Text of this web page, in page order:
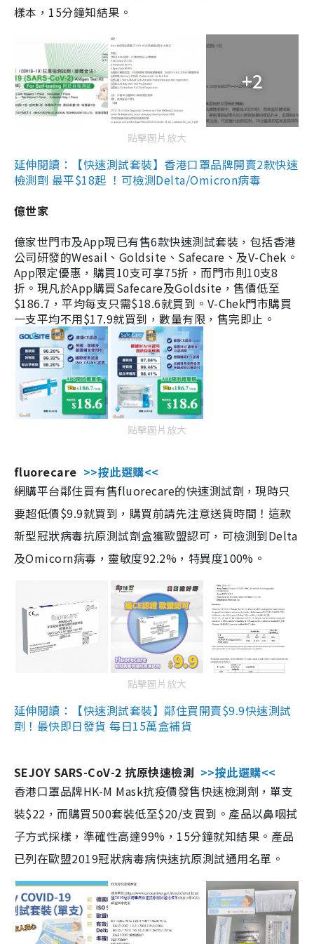
樣本，15分鐘知結果。
+2
點擊圖片放大
延伸閱讀：【快速測試套裝】香港口罩品牌開賣2款快速
檢測劑 最平$18起 ！可檢測Delta/Omicron病毒
億世家
億家世門市及App現已有售6款快速測試套裝，包括香港
公司研發的Wesail、Goldsite、Safecare、及V-Chek。
App限定優惠，購買10支可享75折，而門市則10支8
折。現凡於App購買Safecare及Goldsite，售價低至
$186.7，平均每支只需$18.6就買到。V-Chek門市購買
一支平均不用$17.9就買到，數量有限，售完即止。
點擊圖片放大
fluorecare >>按此選購<<
網購平台鄰住買有售fluorecare的快速測試劑，現時只
要超低價$9.9就買到，購買前請先注意送貨時間！這款
新型冠狀病毒抗原測試劑盒獲歐盟認可，可檢測到Delta
及Omicorn病毒，靈敏度92.2%，特異度100%。
點擊圖片放大
延伸閱讀：【快速測試套裝】鄰住買開賣$9.9快速測試
劑！最快即日發貨 每日15萬盒補貨
SEJOY SARS-CoV-2 抗原快速檢測 >>按此選購<<
香港口罩品牌HK-M Mask抗疫價發售快速檢測劑，單支
裝$22，而購買500套裝低至$20/支買到。產品以鼻咽拭
子方式採樣，準確性高達99%，15分鐘就知結果。產品
已列在歐盟2019冠狀病毒病快速抗原測試通用名單。